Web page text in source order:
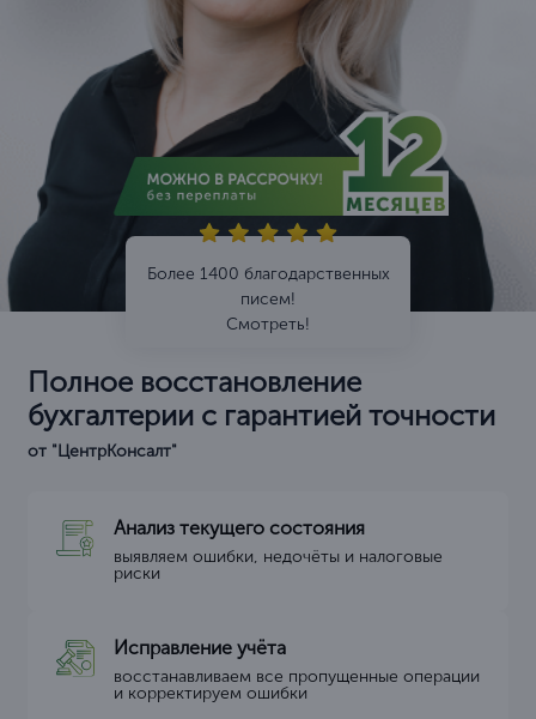
Более 1400 благодарственных
писем!
Смотреть!
Полное восстановление
бухгалтерии с гарантией точности
от "ЦентрКонсалт"
Анализ текущего состояния
выявляем ошибки, недочёты и налоговые
риски
Исправление учёта
восстанавливаем все пропущенные операции
и корректируем ошибки